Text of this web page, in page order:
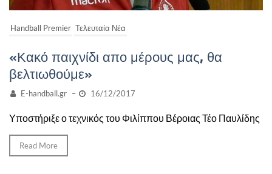
Handball Premier Τελευταία Νέα
«Κακό παιχνίδι απο μέρους μας, θα
βελτιωθούμε»
E-handball.gr – 16/12/2017
Υποστήριξε ο τεχνικός του Φιλίππου Βέροιας Τέο Παυλίδης
Read More